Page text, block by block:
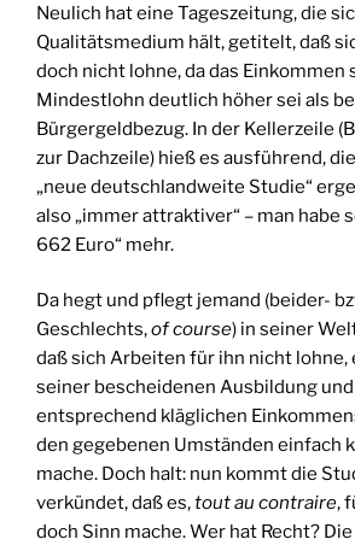
Neulich hat eine Tageszeitung, die
Qualitätsmedium hält, getitelt, daß
doch nicht lohne, da das Einkommen
Mindestlohn deutlich höher sei als
Bürgergeldbezug. In der Kellerzeile
zur Dachzeile) hieß es ausführend,
„neue deutschlandweite Studie“
also „immer attraktiver“ – man habe
662 Euro“ mehr.
Da hegt und pflegt jemand (beider-
Geschlechts,of course) in seiner
daß sich Arbeiten für ihn nicht lohne,
seiner bescheidenen Ausbildung
entsprechend kläglichen
den gegebenen Umständen einfach
mache. Doch halt: nun kommt die
verkündet, daß es,tout au contraire,
doch Sinn mache. Wer hat Recht?